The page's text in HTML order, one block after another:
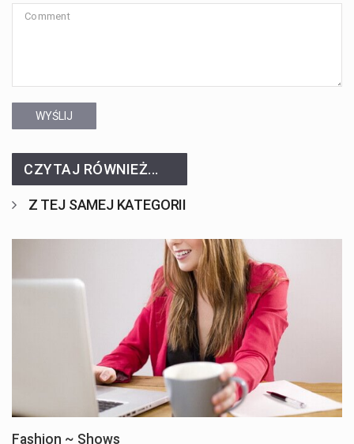
WYŚLIJ
CZYTAJ RÓWNIEŻ...
Z TEJ SAMEJ KATEGORII
Fashion ~ Shows